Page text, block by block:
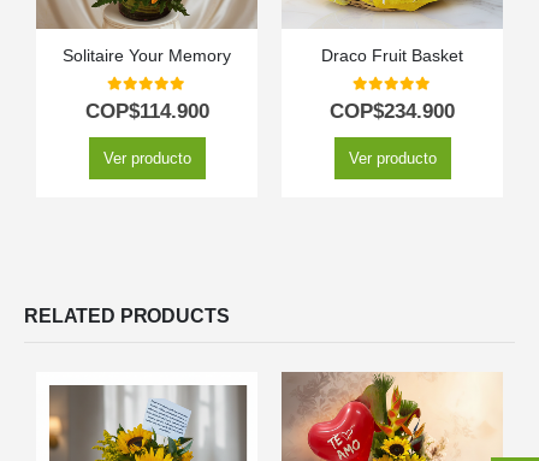
Solitaire Your Memory
0out of 5
COP$114.900
Ver producto
Draco Fruit Basket
0out of 5
COP$234.900
Ver producto
RELATED PRODUCTS